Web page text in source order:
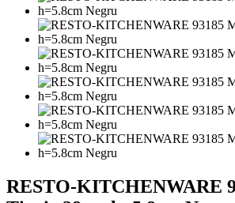
RESTO-KITCHENWARE